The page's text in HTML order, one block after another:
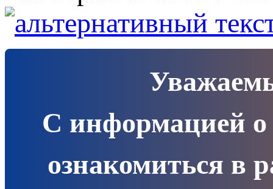
С информацией о
ознакомиться в